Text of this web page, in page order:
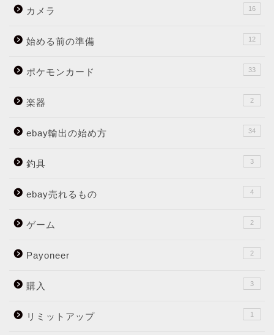
カメラ 16
始める前の準備 12
ポケモンカード 33
楽器 2
ebay輸出の始め方 34
釣具 3
ebay売れるもの 4
ゲーム 2
Payoneer 2
購入 3
リミットアップ 1